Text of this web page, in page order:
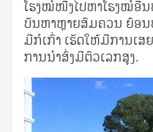
ໂຮງໝໍໜື່ງໄປຫາໂຮງໝໍອື່
ບັນຫາຫຼາຍສົມຄວນ ຍ້ອ
ມີກໍເກົ່າ ເຮັດໃຫ້ມີການເສ
ການນຳສົ່ງມີຕົວເລກສູງ.